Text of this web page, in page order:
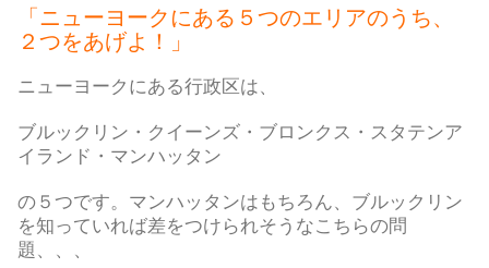
「ニューヨークにある５つのエリアのうち、
２つをあげよ！」
ニューヨークにある行政区は、
ブルックリン・クイーンズ・ブロンクス・スタテンア
イランド・マンハッタン
の５つです。マンハッタンはもちろん、ブルックリン
を知っていれば差をつけられそうなこちらの問
題、、、